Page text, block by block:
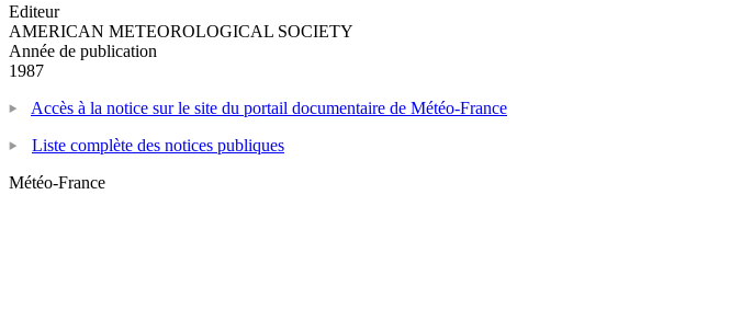
Editeur
AMERICAN METEOROLOGICAL SOCIETY
Année de publication
1987
Accès à la notice sur le site du portail documentaire de Météo-France
Liste complète des notices publiques
Météo-France